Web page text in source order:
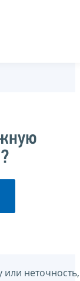
или неточность,